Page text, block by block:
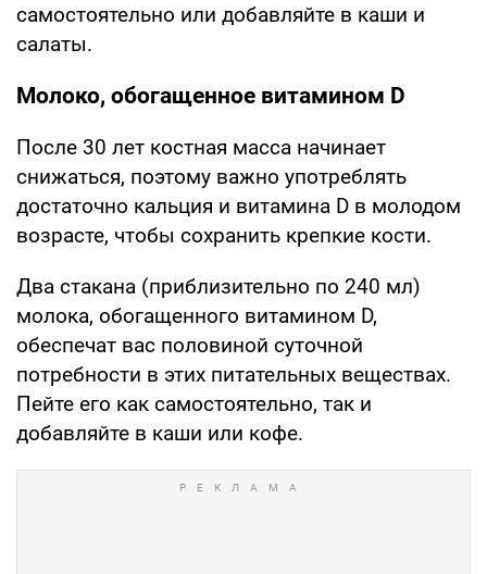
самостоятельно или добавляйте в каши и
салаты.
Молоко, обогащенное витамином D
После 30 лет костная масса начинает
снижаться, поэтому важно употреблять
достаточно кальция и витамина D в молодом
возрасте, чтобы сохранить крепкие кости.
Два стакана (приблизительно по 240 мл)
молока, обогащенного витамином D,
обеспечат вас половиной суточной
потребности в этих питательных веществах.
Пейте его как самостоятельно, так и
добавляйте в каши или кофе.